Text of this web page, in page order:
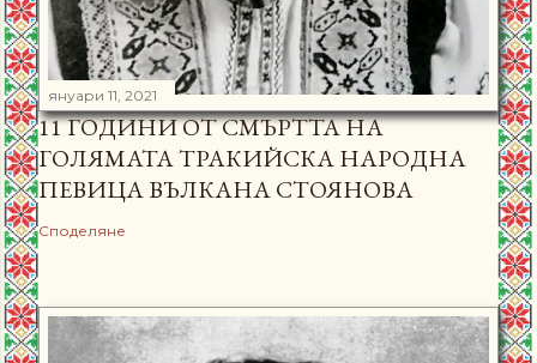
януари 11, 2021
11 ГОДИНИ ОТ СМЪРТТА НА
ГОЛЯМАТА ТРАКИЙСКА НАРОДНА
ПЕВИЦА ВЪЛКАНА СТОЯНОВА
Споделяне